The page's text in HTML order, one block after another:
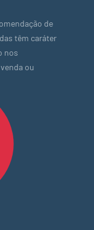
de
têm caráter
nos
ou